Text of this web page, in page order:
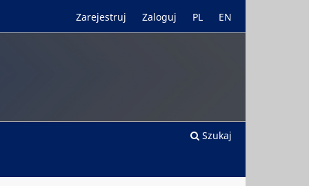
Szukaj
Zarejestruj Zaloguj PL EN